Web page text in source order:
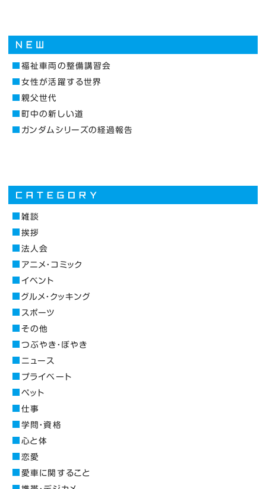
福祉車両の整備講習会
女性が活躍する世界
親父世代
町中の新しい道
ガンダムシリーズの経過報告
雑談
挨拶
法人会
アニメ・コミック
イベント
グルメ・クッキング
スポーツ
その他
つぶやき・ぼやき
ニュース
プライベート
ペット
仕事
学問・資格
心と体
恋愛
愛車に関すること